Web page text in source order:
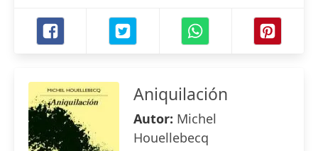
Aniquilación
Autor: Michel
Houellebecq